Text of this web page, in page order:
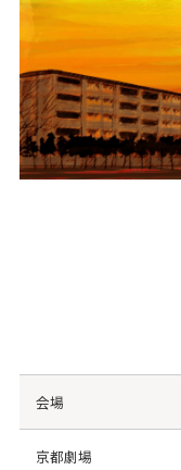
会場
京都劇場